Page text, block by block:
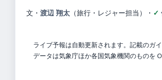
文・ 渡辺 翔太 （旅行・レジャー担当） ・
ライブ予報は自動更新されます。記載のガ
データは気象庁ほか各国気象機関のものを